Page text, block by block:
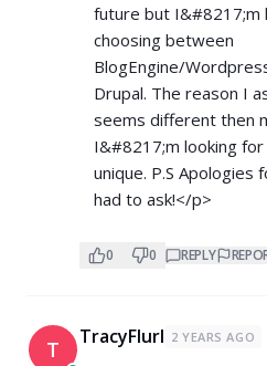
future but I&#8217;m
choosing between
BlogEngine/
Drupal. The reason I
seems different then
I&#8217;m looking
unique. P.S
had to ask!</p>
0 0 REPLY
T TracyFlurl 2 YEARS AGO